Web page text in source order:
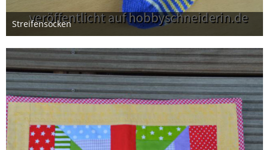
Streifensocken
17. Juni 2026